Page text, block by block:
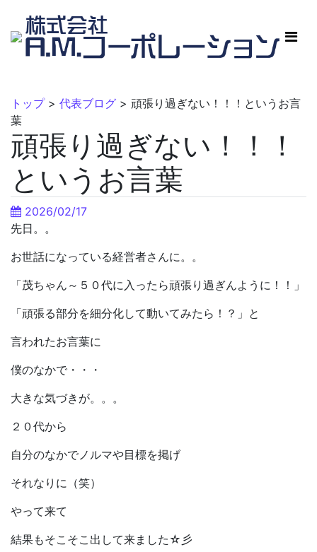
トップ> 代表ブログ > 頑張り過ぎない！！！というお言
葉
頑張り過ぎない！！！
というお言葉
2026/02/17
先日。。
お世話になっている経営者さんに。。
「茂ちゃん～５０代に入ったら頑張り過ぎんように！！」
「頑張る部分を細分化して動いてみたら！？」と
言われたお言葉に
僕のなかで・・・
大きな気づきが。。。
２０代から
自分のなかでノルマや目標を掲げ
それなりに（笑）
やって来て
結果もそこそこ出して来ました☆彡